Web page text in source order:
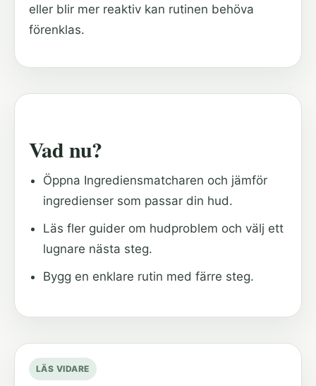
eller blir mer reaktiv kan rutinen behöva
förenklas.
Vad nu?
Öppna Ingrediensmatcharen och jämför
ingredienser som passar din hud.
Läs fler guider om hudproblem och välj ett
lugnare nästa steg.
Bygg en enklare rutin med färre steg.
LÄS VIDARE